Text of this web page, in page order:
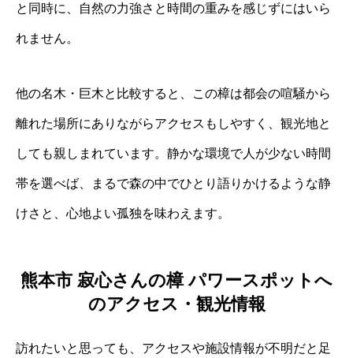
と同時に、自然の力強さと時間の重みを感じずにはいら
れません。
他の名木・巨木と比較すると、この樟は都会の喧騒から
離れた場所にありながらアクセスもしやすく、観光地と
しても親しまれています。静かな環境で人が少ない時間
帯を選べば、まるで森の中でひとり語りかけるような静
けさと、心地よい孤独を味わえます。
熊本市 寂心さんの樟 パワースポットへ
のアクセス・観光情報
訪れたいと思っても、アクセスや施設情報が不明だと足